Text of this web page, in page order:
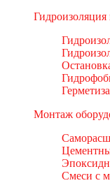
Гидроизоляция
Монтаж
Смеси с